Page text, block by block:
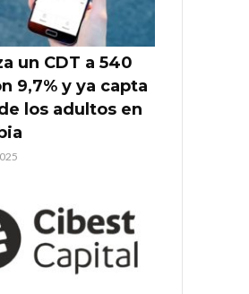
un CDT a 540
9,7% y ya capta
los adultos en